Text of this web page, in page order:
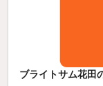
ブライトサム花田